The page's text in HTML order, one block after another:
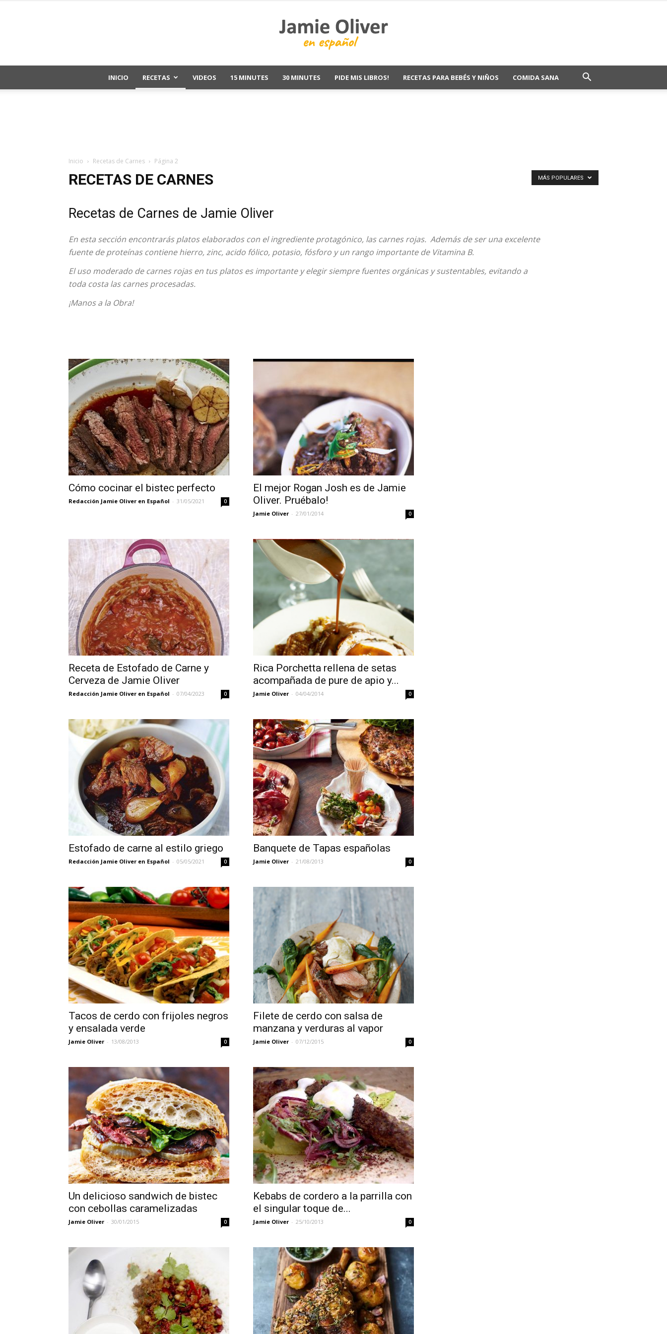
Jamie
en
–
Videos
Oliver
en
Español
INICIO RECETAS VIDEOS 15 MINUTES 30 MINUTES PIDE MIS LIBROS! RECETAS PARA BEBÉS Y NIÑOS COMIDA SANA
Inicio Recetas de Carnes Página 2
RECETAS DE CARNES
Recetas de Carnes de Jamie Oliver
En esta sección encontrarás platos elaborados con el ingrediente protagónico, las carnes rojas. Además de ser una excelente
fuente de proteínas contiene hierro, zinc, acido fólico, potasio, fósforo y un rango importante de Vitamina B.
El uso moderado de carnes rojas en tus platos es importante y elegir siempre fuentes orgánicas y sustentables, evitando a
toda costa las carnes procesadas.
¡Manos a la Obra!
MÁS POPULARES
Cómo cocinar el bistec perfecto
Redacción Jamie Oliver en Español - 31/05/2021 0
El mejor Rogan Josh es de Jamie
Oliver. Pruébalo!
Jamie Oliver - 27/01/2014 0
Receta de Estofado de Carne y
Cerveza de Jamie Oliver
Redacción Jamie Oliver en Español - 07/04/2023 0
Rica Porchetta rellena de setas
acompañada de pure de apio y...
Jamie Oliver - 04/04/2014 0
Estofado de carne al estilo griego
Redacción Jamie Oliver en Español - 05/05/2021 0
Banquete de Tapas españolas
Jamie Oliver - 21/08/2013 0
Tacos de cerdo con frijoles negros
y ensalada verde
Jamie Oliver - 13/08/2013 0
Filete de cerdo con salsa de
manzana y verduras al vapor
Jamie Oliver - 07/12/2015 0
Un delicioso sandwich de bistec
con cebollas caramelizadas
Jamie Oliver - 30/01/2015 0
Kebabs de cordero a la parrilla con
el singular toque de...
Jamie Oliver - 25/10/2013 0